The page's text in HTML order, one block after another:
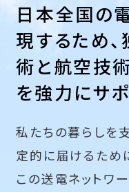
日本全国の
現するため、
術と航空技
を強力にサ
私たちの暮らしを
定的に届けるため
この送電ネットワ